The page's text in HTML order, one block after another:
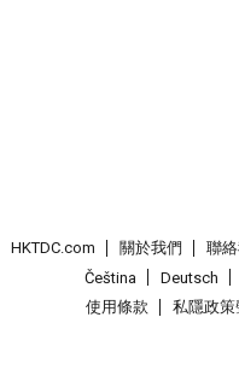
HKTDC.com 關於我們 聯
Čeština
Deutsch
使用條款
私隱政策